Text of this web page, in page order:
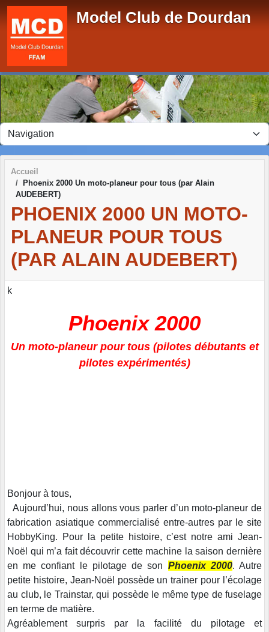
Model Club de Dourdan
Accueil
Phoenix 2000 Un moto-planeur pour tous (par Alain
AUDEBERT)
PHOENIX 2000 UN MOTO-
PLANEUR POUR TOUS
(PAR ALAIN AUDEBERT)
k
Phoenix 2000
Un moto-planeur pour tous (pilotes débutants et
pilotes expérimentés)
Bonjour à tous,
Aujourd’hui, nous allons vous parler d’un moto-planeur de
fabrication asiatique commercialisé entre-autres par le site
HobbyKing. Pour la petite histoire, c’est notre ami Jean-
Noël qui m’a fait découvrir cette machine la saison dernière
en me confiant le pilotage de son Phoenix 2000. Autre
petite histoire, Jean-Noël possède un trainer pour l’écolage
au club, le Trainstar, qui possède le même type de fuselage
en terme de matière.
Agréablement surpris par la facilité du pilotage et
Panneau de gestion des cookies